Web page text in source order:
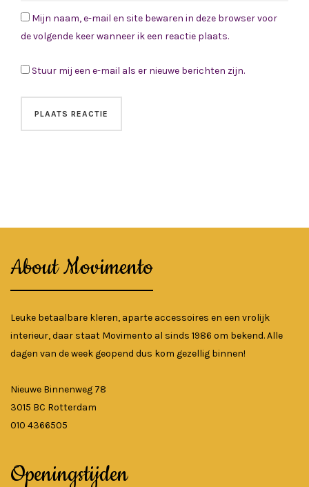
Mijn naam, e-mail en site bewaren in deze browser voor
de volgende keer wanneer ik een reactie plaats.
Stuur mij een e-mail als er nieuwe berichten zijn.
About Movimento
Leuke betaalbare kleren, aparte accessoires en een vrolijk
interieur, daar staat Movimento al sinds 1986 om bekend. Alle
dagen van de week geopend dus kom gezellig binnen!
Nieuwe Binnenweg 78
3015 BC Rotterdam
010 4366505
Openingstijden